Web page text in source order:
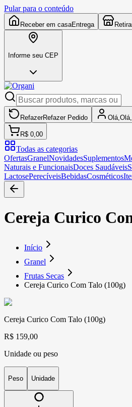
Pular para o conteúdo
Receber em casaEntrega
Informe seu CEP
RefazerRefazer Pedido Olá, Olá,
R$ 0,00
Todas as categorias
OfertasGranelNovidadesSuplementos
Naturais e FuncionaisDoces Saudáveis
LactosePerecíveisBebidasCosméticos
Cereja Curico
Início
Granel
Frutas Secas
Cereja Curico Com Talo (100g)
Cereja Curico Com Talo (100g)
R$ 159,00
Unidade ou peso
Peso Unidade